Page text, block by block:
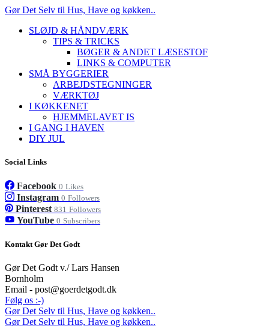
Gør Det Selv til Hus, Have og køkken..
SLØJD & HÅNDVÆRK
TIPS & TRICKS
BØGER & ANDET LÆSESTOF
LINKS & COMPUTER
SMÅ BYGGERIER
ARBEJDSTEGNINGER
VÆRKTØJ
I KØKKENET
HJEMMELAVET IS
I GANG I HAVEN
DIY JUL
Social Links
Facebook 0 Likes
Instagram 0 Followers
Pinterest 831 Followers
YouTube 0 Subscribers
Kontakt Gør Det Godt
Gør Det Godt v./ Lars Hansen
Bornholm
Email - post@goerdetgodt.dk
Følg os :-)
Gør Det Selv til Hus, Have og køkken..
Gør Det Selv til Hus, Have og køkken..